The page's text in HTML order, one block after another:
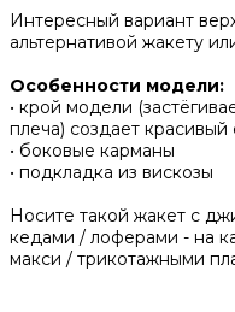
Интересный вариант
альтернативой жакету
Особенности модели:
• крой модели
плеча) создает красивый
• боковые карманы
• подкладка из вискозы
Носите такой жакет с
кедами / лоферами - на
макси / трикотажными